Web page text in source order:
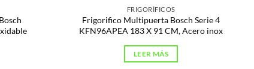
FRIGORÍFICOS
Frigorifico Multipuerta Bosch Serie 4
KFN96APEA 183 X 91 CM, Acero inox
LEER MÁS